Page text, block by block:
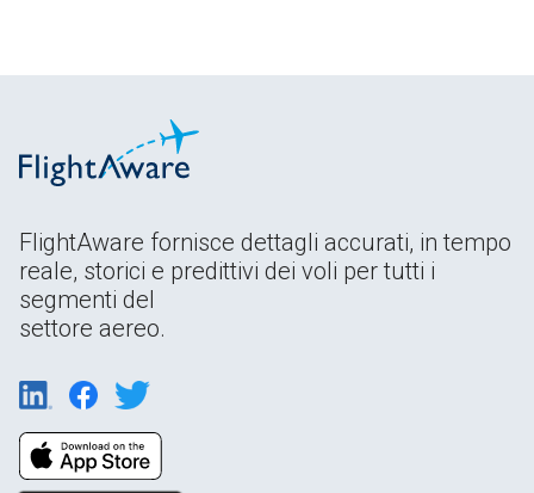
FlightAware fornisce dettagli accurati, in tempo
reale, storici e predittivi dei voli per tutti i
segmenti del
settore aereo.